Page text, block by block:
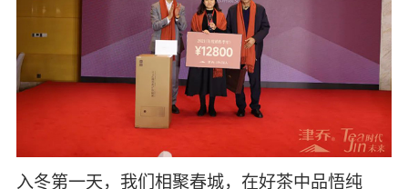
入冬第一天，我们相聚春城，在好茶中品悟纯